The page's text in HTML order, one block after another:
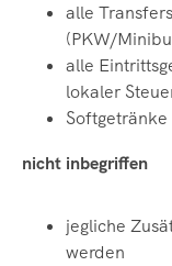
alle
(PKW/
alle
lokaler
Softgetränke
nicht inbegriffen
jegliche
werden